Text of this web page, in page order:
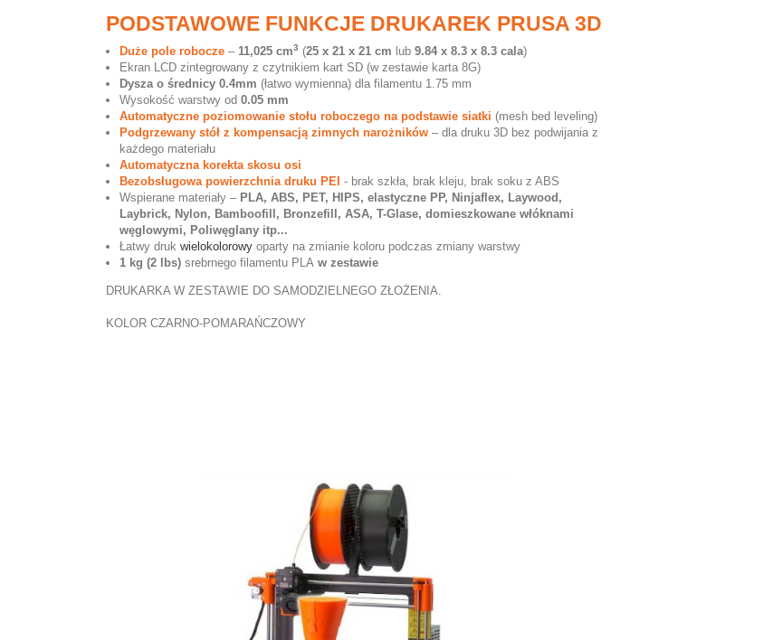
PODSTAWOWE FUNKCJE DRUKAREK PRUSA 3D
Duże pole robocze – 11,025 cm3 (25 x 21 x 21 cm lub 9.84 x 8.3 x 8.3 cala)
Ekran LCD zintegrowany z czytnikiem kart SD (w zestawie karta 8G)
Dysza o średnicy 0.4mm (łatwo wymienna) dla filamentu 1.75 mm
Wysokość warstwy od 0.05 mm
Automatyczne poziomowanie stołu roboczego na podstawie siatki (mesh bed leveling)
Podgrzewany stół z kompensacją zimnych narożników – dla druku 3D bez podwijania z
każdego materiału
Automatyczna korekta skosu osi
Bezobsługowa powierzchnia druku PEI - brak szkła, brak kleju, brak soku z ABS
Wspierane materiały – PLA, ABS, PET, HIPS, elastyczne PP, Ninjaflex, Laywood,
Laybrick, Nylon, Bamboofill, Bronzefill, ASA, T-Glase, domieszkowane włóknami
węglowymi, Poliwęglany itp...
Łatwy druk wielokolorowy oparty na zmianie koloru podczas zmiany warstwy
1 kg (2 lbs) srebrnego filamentu PLA w zestawie
DRUKARKA W ZESTAWIE DO SAMODZIELNEGO ZŁOŻENIA.
KOLOR CZARNO-POMARAŃCZOWY